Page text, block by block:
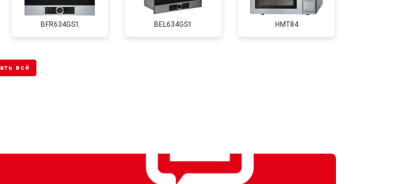
BFR634GS1 BEL634GS1 HMT84